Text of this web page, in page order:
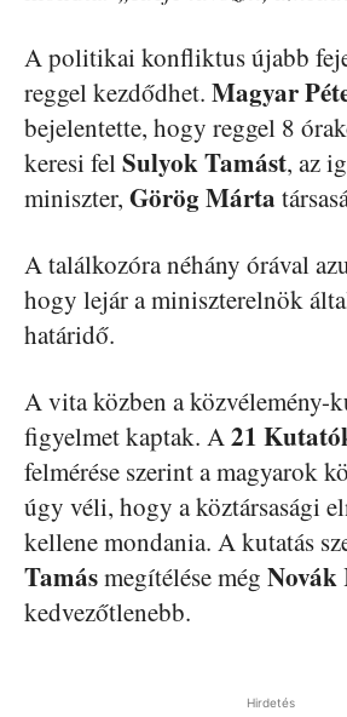
A politikai konfliktus újabb
reggel kezdődhet. Magyar
bejelentette, hogy reggel 8
keresi felSulyok Tamást, az
miniszter, Görög Márta
A találkozóra néhány órával
hogy lejár a miniszterelnök
határidő.
A vita közben a közvélemény-
figyelmet kaptak. A21
felmérése szerint a magyarok
úgy véli, hogy a köztársasági
kellene mondania. A kutatás
Tamásmegítélése még
kedvezőtlenebb.
Hirdetés